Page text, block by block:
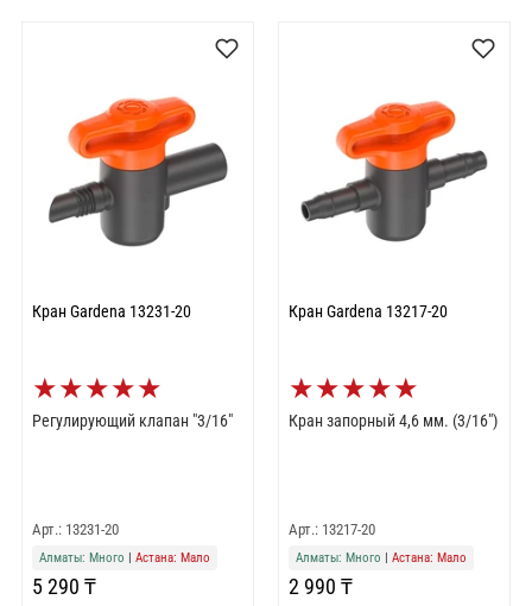
Кран Gardena 13231-20
★★★★★
Регулирующий клапан "3/16"
Арт.: 13231-20
Алматы: Много Астана: Мало
5 290 ₸
Кран Gardena 13217-20
★★★★★
Кран запорный 4,6 мм. (3/16")
Арт.: 13217-20
Алматы: Много Астана: Мало
2 990 ₸